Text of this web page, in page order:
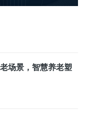
场景，智慧养老塑